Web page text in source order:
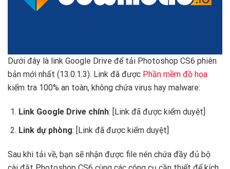
Dưới đây là link Google Drive để tải Photoshop CS6 phiên
bản mới nhất (13.0.1.3). Link đã được Phần mềm đồ họa
kiểm tra 100% an toàn, không chứa virus hay malware:
Link Google Drive chính: [Link đã được kiểm duyệt]
Link dự phòng: [Link đã được kiểm duyệt]
Sau khi tải về, bạn sẽ nhận được file nén chứa đầy đủ bộ